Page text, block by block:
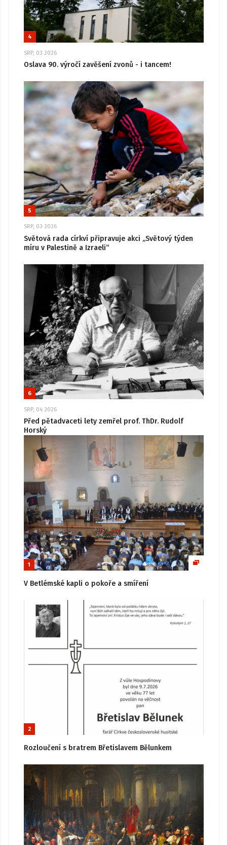
4
SRP, 03 2026
Oslava 90. výročí zavěšení zvonů - i tancem!
5
SRP, 03 2026
Světová rada církví připravuje akci „Světový týden
míru v Palestině a Izraeli“
6
SRP, 04 2026
Před pětadvaceti lety zemřel prof. ThDr. Rudolf
Horský
1
V Betlémské kapli o pokoře a smíření
2
Rozloučení s bratrem Břetislavem Bělunkem